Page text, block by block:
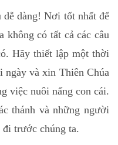
dàng! Nơi tốt nhất để
không có tất cả các câu
Hãy thiết lập một thời
ngày và xin Thiên Chúa
việc nuôi nấng con cái.
thánh và những người
đi trước chúng ta.